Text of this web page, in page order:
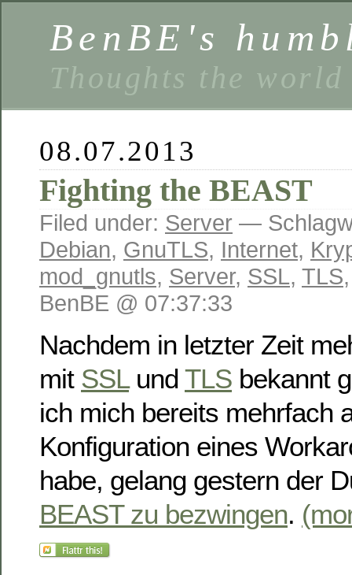
BenBE's
Thoughts the
08.07.2013
Fighting the BEAST
Filed under: Server —
Debian, GnuTLS, Internet,
mod_gnutls, Server, SSL, TLS
BenBE @ 07:37:33
Nachdem in letzter Zeit
mit SSLund TLS bekannt
ich mich bereits mehrfach
Konfiguration eines
habe, gelang gestern der
BEAST zu bezwingen.